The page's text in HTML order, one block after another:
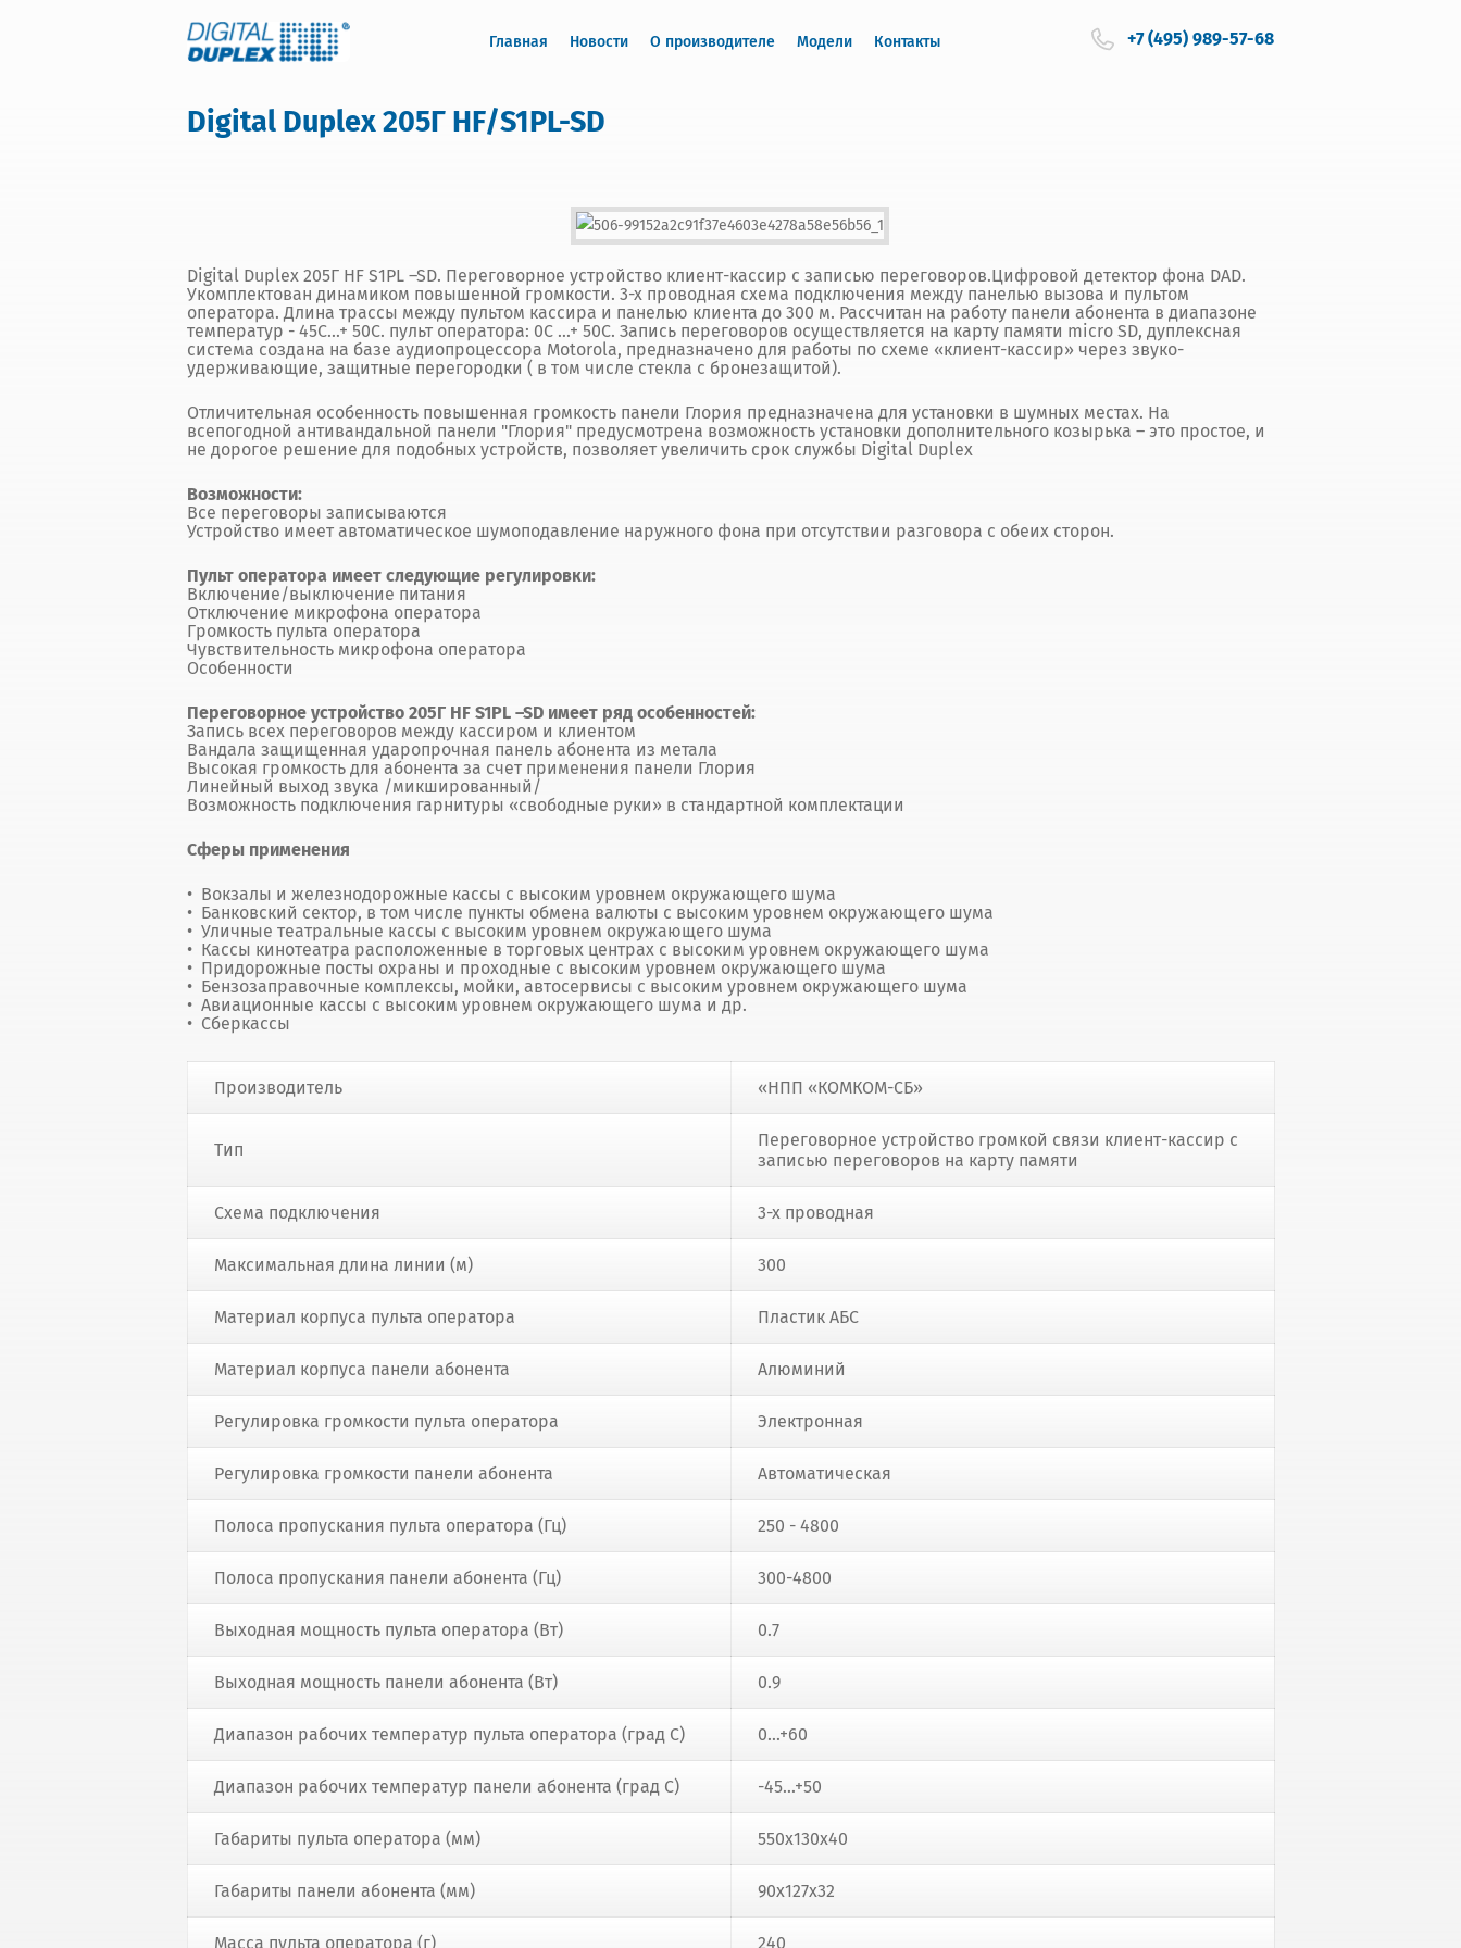
Главная Новости О производителе Модели Контакты +7 (495) 989-57-68
Digital Duplex 205Г HF/S1PL-SD
Digital Duplex 205Г HF S1PL –SD. Переговорное устройство клиент-кассир с записью переговоров.Цифровой детектор фона DAD.
Укомплектован динамиком повышенной громкости. 3-х проводная схема подключения между панелью вызова и пультом
оператора. Длина трассы между пультом кассира и панелью клиента до 300 м. Рассчитан на работу панели абонента в диапазоне
температур - 45С...+ 50С. пульт оператора: 0С ...+ 50С. Запись переговоров осуществляется на карту памяти micro SD, дуплексная
система создана на базе аудиопроцессора Motorola, предназначено для работы по схеме «клиент-кассир» через звуко-
удерживающие, защитные перегородки ( в том числе стекла с бронезащитой).
Отличительная особенность повышенная громкость панели Глория предназначена для установки в шумных местах. На
всепогодной антивандальной панели "Глория" предусмотрена возможность установки дополнительного козырька – это простое, и
не дорогое решение для подобных устройств, позволяет увеличить срок службы Digital Duplex
Возможности:
Все переговоры записываются
Устройство имеет автоматическое шумоподавление наружного фона при отсутствии разговора с обеих сторон.
Пульт оператора имеет следующие регулировки:
Включение/выключение питания
Отключение микрофона оператора
Громкость пульта оператора
Чувствительность микрофона оператора
Особенности
Переговорное устройство 205Г HF S1PL –SD имеет ряд особенностей:
Запись всех переговоров между кассиром и клиентом
Вандала защищенная ударопрочная панель абонента из метала
Высокая громкость для абонента за счет применения панели Глория
Линейный выход звука /микшированный/
Возможность подключения гарнитуры «свободные руки» в стандартной комплектации
Сферы применения
Вокзалы и железнодорожные кассы с высоким уровнем окружающего шума
Банковский сектор, в том числе пункты обмена валюты с высоким уровнем окружающего шума
Уличные театральные кассы с высоким уровнем окружающего шума
Кассы кинотеатра расположенные в торговых центрах с высоким уровнем окружающего шума
Придорожные посты охраны и проходные с высоким уровнем окружающего шума
Бензозаправочные комплексы, мойки, автосервисы с высоким уровнем окружающего шума
Авиационные кассы с высоким уровнем окружающего шума и др.
Сберкассы
Производитель «НПП «КОМКОМ-СБ»
Тип
Переговорное устройство громкой связи клиент-кассир с
записью переговоров на карту памяти
Схема подключения 3-х проводная
Максимальная длина линии (м) 300
Материал корпуса пульта оператора Пластик АБС
Материал корпуса панели абонента Алюминий
Регулировка громкости пульта оператора Электронная
Регулировка громкости панели абонента Автоматическая
Полоса пропускания пульта оператора (Гц) 250 - 4800
Полоса пропускания панели абонента (Гц) 300-4800
Выходная мощность пульта оператора (Вт) 0.7
Выходная мощность панели абонента (Вт) 0.9
Диапазон рабочих температур пульта оператора (град С) 0...+60
Диапазон рабочих температур панели абонента (град С) -45...+50
Габариты пульта оператора (мм) 550х130х40
Габариты панели абонента (мм) 90х127х32
Масса пульта оператора (г) 240